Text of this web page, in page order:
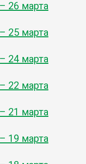
26 марта
25 марта
24 марта
22 марта
21 марта
19 марта